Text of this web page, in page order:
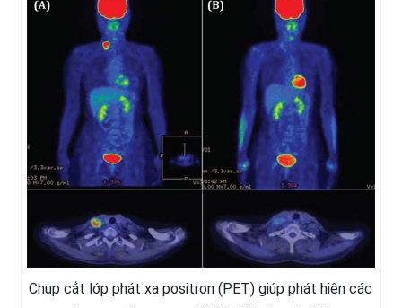
Chụp cắt lớp phát xạ positron (PET) giúp phát hiện các